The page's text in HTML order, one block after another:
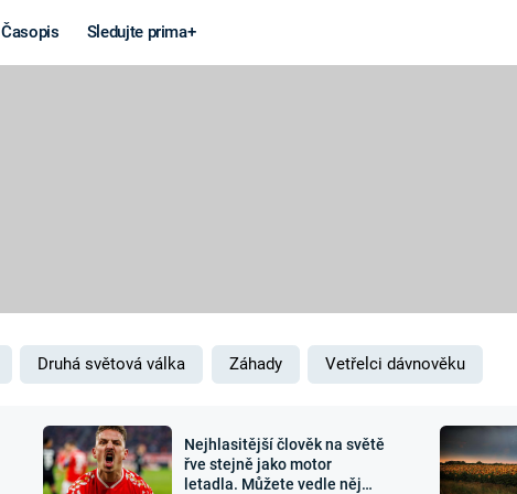
Časopis Sledujte prima+
MARS
Záhady a
Zajímavosti
Druhá světová válka Záhady Vetřelci dávnověku
Nejhlasitější člověk na světě
řve stejně jako motor
letadla. Můžete vedle něj